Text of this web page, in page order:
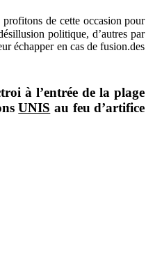
profitons de cette occasion pour
politique, d’autres par
échapper en cas de fusion.des
à l’entrée de la plage
UNIS au feu d’artifice